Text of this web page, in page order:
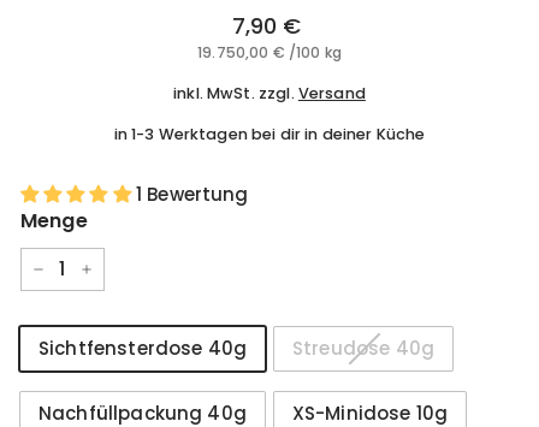
Normaler
Preis
7,90 €
€
19.750,00 € 19.750,00
/100 kg
inkl. MwSt. zzgl. Versand
in 1-3 Werktagen bei dir in deiner Küche
1 Bewertung
Menge
− +
Style
Sichtfensterdose 40g Streudose 40g
Nachfüllpackung 40g XS-Minidose 10g